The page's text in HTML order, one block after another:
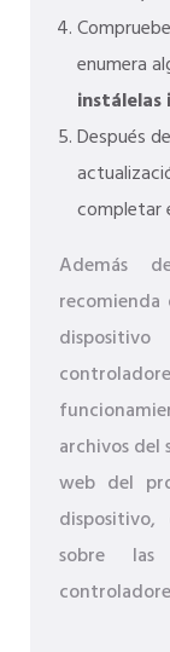
enumera
Después
completar
Además
archivos del
web del
sobre las